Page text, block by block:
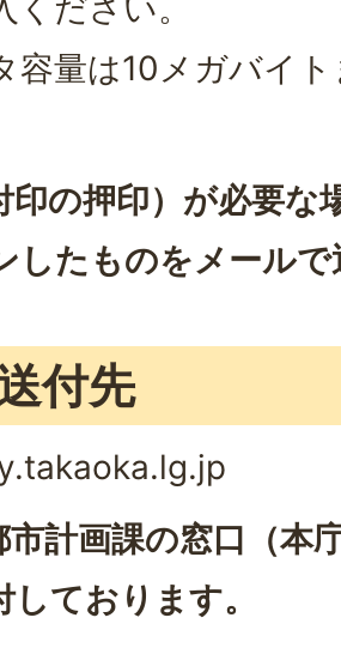
ください。
容量は10メガバイ
印の押印）が必要な
したものをメール
付先
計画課の窓口（本
しております。